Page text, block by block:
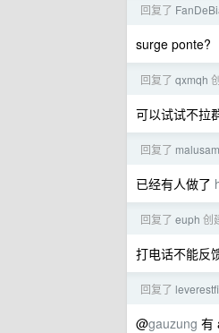
回复了
surge ponte?
回复了 qxmqh
可以试试不拉
回复了
已经有人做了
回复了 euph 创
打电话不能反
回复了
@gauzung 有